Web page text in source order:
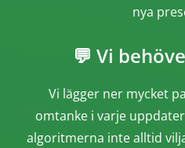
nya
💬 Vi
Vi lägger ner mycket
omtanke i varje
algoritmerna inte alltid